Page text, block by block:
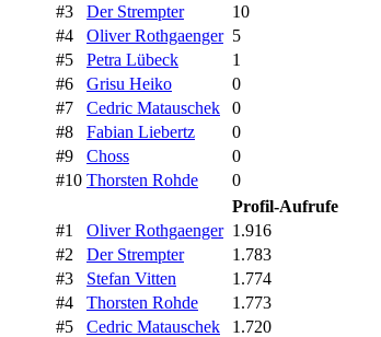
#3
Der Strempter
10
#4
Oliver Rothgaenger 5
#5
Petra Lübeck
1
#6
Grisu Heiko
0
#7
Cedric Matauschek
0
#8
Fabian Liebertz
0
#9
Choss
0
#10 Thorsten Rohde
0
Profil-Aufrufe
#1
Oliver Rothgaenger 1.916
#2
Der Strempter
1.783
#3
Stefan Vitten
1.774
#4
Thorsten Rohde
1.773
#5
Cedric Matauschek
1.720